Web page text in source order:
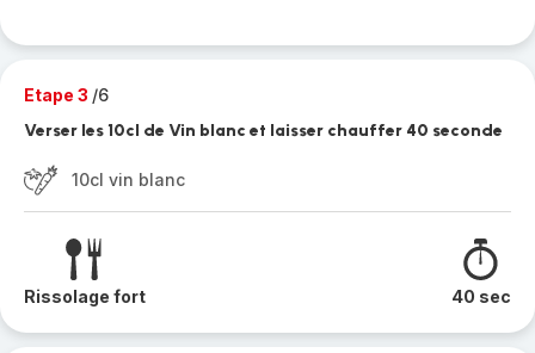
Etape 3 /6
Verser les 10cl de Vin blanc et laisser chauffer 40 seconde
10cl vin blanc
Rissolage fort 40 sec